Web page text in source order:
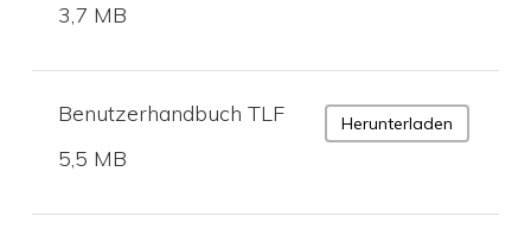
3,7 MB
Benutzerhandbuch TLF
5,5 MB
Herunterladen